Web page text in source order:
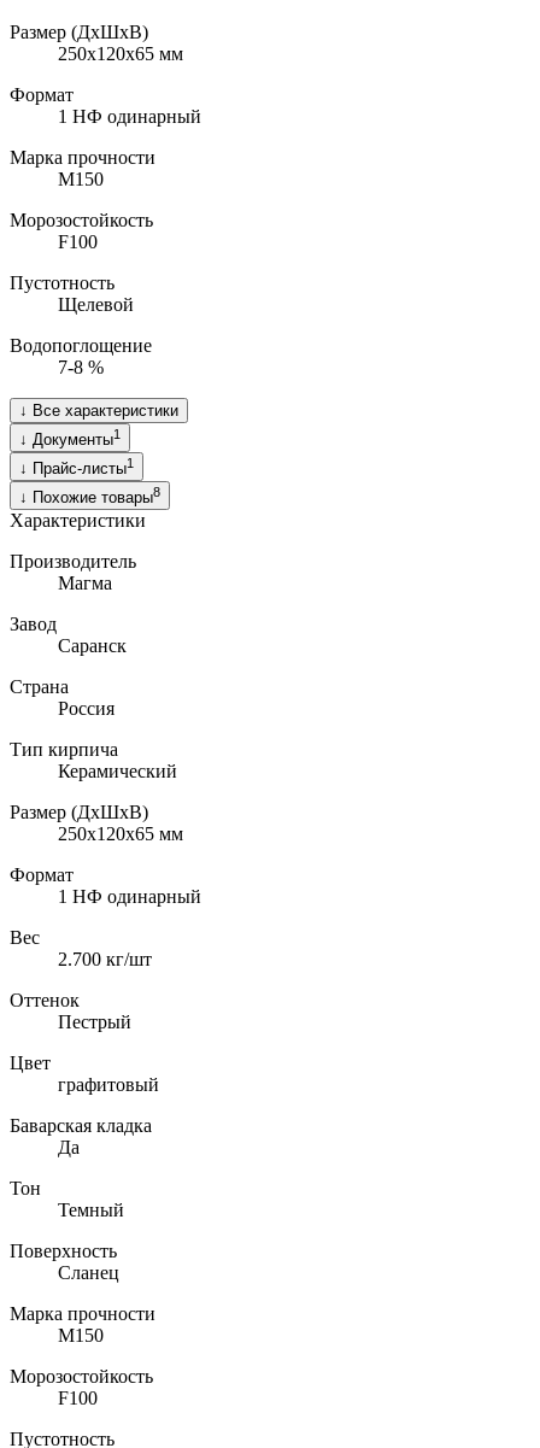
Размер (ДхШхВ)
250х120х65 мм
Формат
1 НФ одинарный
Марка прочности
M150
Морозостойкость
F100
Пустотность
Щелевой
Водопоглощение
7-8 %
↓ Все характеристики
↓ Документы1
↓ Прайс-листы1
↓ Похожие товары8
Характеристики
Производитель
Магма
Завод
Саранск
Страна
Россия
Тип кирпича
Керамический
Размер (ДхШхВ)
250х120х65 мм
Формат
1 НФ одинарный
Вес
2.700 кг/шт
Оттенок
Пестрый
Цвет
графитовый
Баварская кладка
Да
Тон
Темный
Поверхность
Сланец
Марка прочности
M150
Морозостойкость
F100
Пустотность